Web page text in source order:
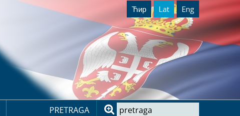
Ћир Lat Eng
PRETRAGA